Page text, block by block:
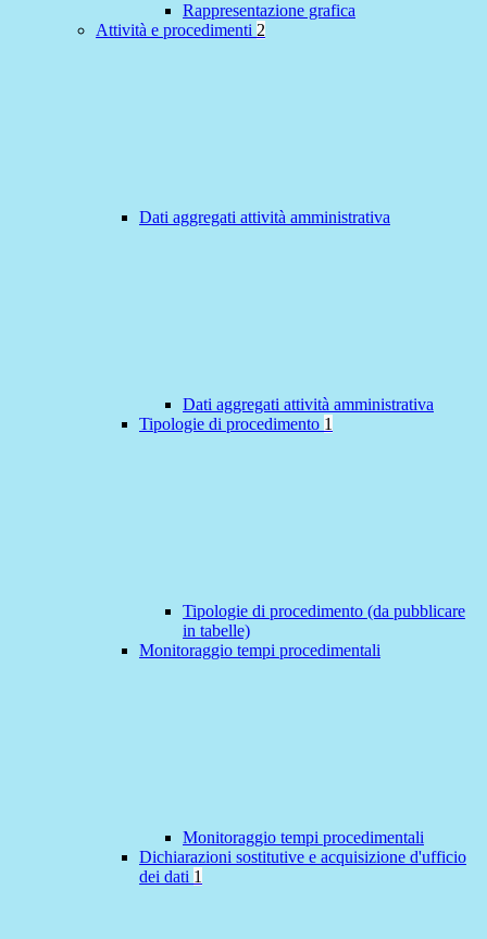
Rappresentazione grafica
Attività e procedimenti 2
Dati aggregati attività amministrativa
Dati aggregati attività amministrativa
Tipologie di procedimento 1
Tipologie di procedimento (da pubblicare
in tabelle)
Monitoraggio tempi procedimentali
Monitoraggio tempi procedimentali
Dichiarazioni sostitutive e acquisizione d'ufficio
dei dati 1